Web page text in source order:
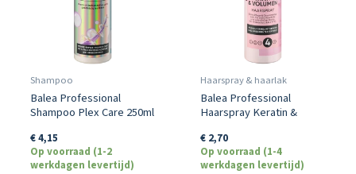
Shampoo
Balea Professional
Shampoo Plex Care 250ml
€4,15
Op voorraad (1-2
werkdagen levertijd)
Haarspray & haarlak
Balea Professional
Haarspray Keratin &
€2,70
Op voorraad (1-4
werkdagen levertijd)